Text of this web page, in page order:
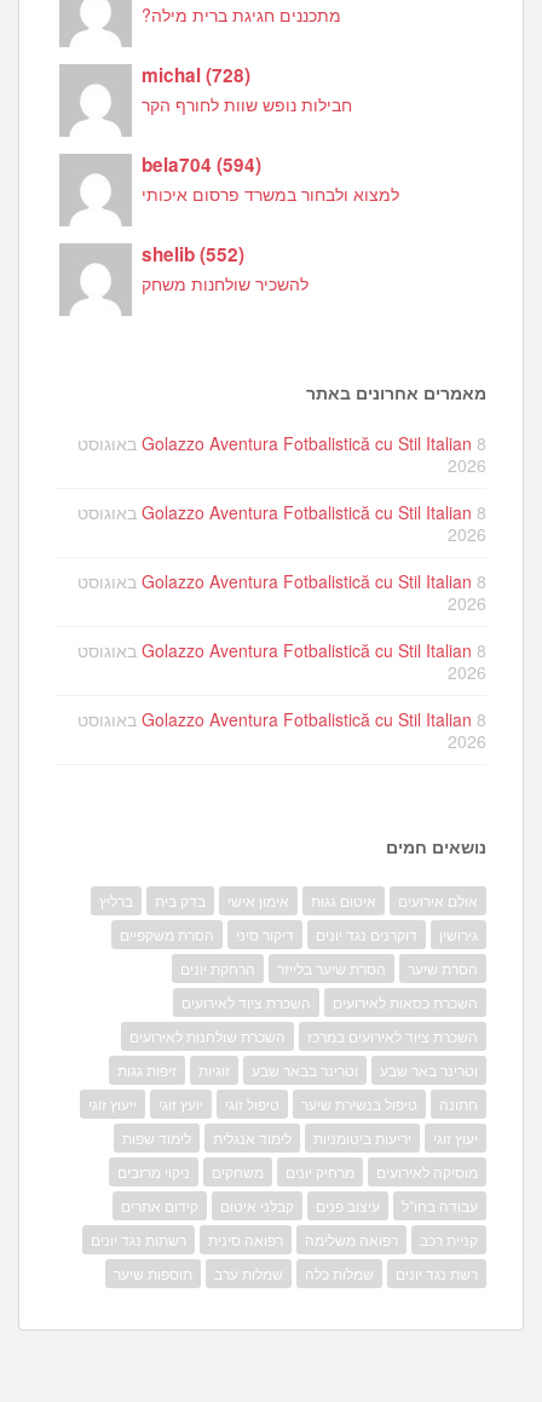
מתכננים חגיגת ברית מילה?
michal(728)
חבילות נופש שוות לחורף הקר
bela704(594)
למצוא ולבחור במשרד פרסום איכותי
shelib(552)
להשכיר שולחנות משחק
מאמרים אחרונים באתר
Golazzo Aventura Fotbalistică cu Stil Italian 8 באוגוסט
2026
Golazzo Aventura Fotbalistică cu Stil Italian 8 באוגוסט
2026
Golazzo Aventura Fotbalistică cu Stil Italian 8 באוגוסט
2026
Golazzo Aventura Fotbalistică cu Stil Italian 8 באוגוסט
2026
Golazzo Aventura Fotbalistică cu Stil Italian 8 באוגוסט
2026
נושאים חמים
אולם אירועים איטום גגות אימון אישי בדק בית
ברליץ
גירושין
דוקרנים נגד יונים דיקור סיני
הסרת משקפיים
הסרת שיער
הסרת שיער בלייזר
הרחקת יונים
השכרת כסאות לאירועים
השכרת ציוד לאירועים
השכרת ציוד לאירועים במרכז
השכרת שולחנות לאירועים
וטרינר באר שבע
וטרינר בבאר שבע זוגיות
זיפות גגות
חתונה
טיפול בנשירת שיער טיפול זוגי יועץ זוגי
ייעוץ זוגי
יעוץ זוגי
יריעות ביטומניות לימוד אנגלית
לימוד שפות
מוסיקה לאירועים
מרחיק יונים משחקים
ניקוי מרזבים
עבודה בחו"ל
עיצוב פנים קבלני איטום
קידום אתרים
קניית רכב
רפואה משלימה רפואה סינית
רשתות נגד יונים
רשת נגד יונים
שמלות כלה שמלות ערב תוספות שיער